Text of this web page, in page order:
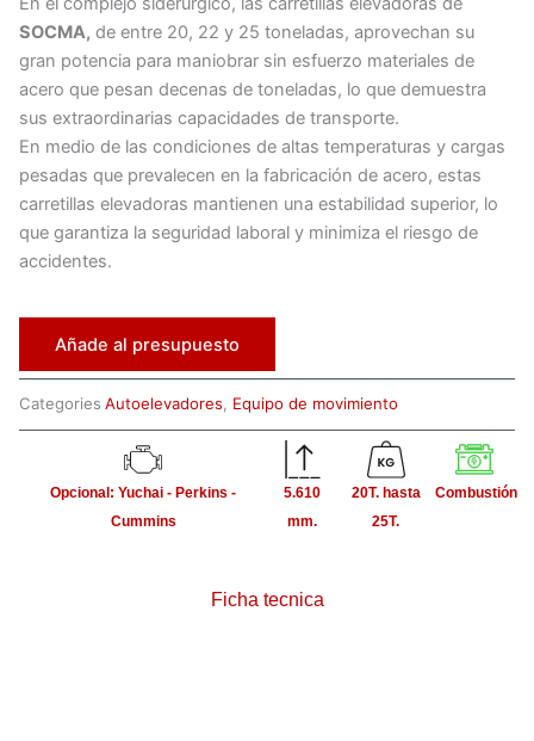
SOCMA, de entre 20, 22 y 25 toneladas, aprovechan su
gran potencia para maniobrar sin esfuerzo materiales de
acero que pesan decenas de toneladas, lo que demuestra
sus extraordinarias capacidades de transporte.
En medio de las condiciones de altas temperaturas y cargas
pesadas que prevalecen en la fabricación de acero, estas
carretillas elevadoras mantienen una estabilidad superior, lo
que garantiza la seguridad laboral y minimiza el riesgo de
accidentes.
Añade al presupuesto
Categories Autoelevadores Equipo de movimiento
Opcional: Yuchai - Perkins -
Cummins
5.610
mm.
20T. hasta
25T.
Combustión
Ficha tecnica